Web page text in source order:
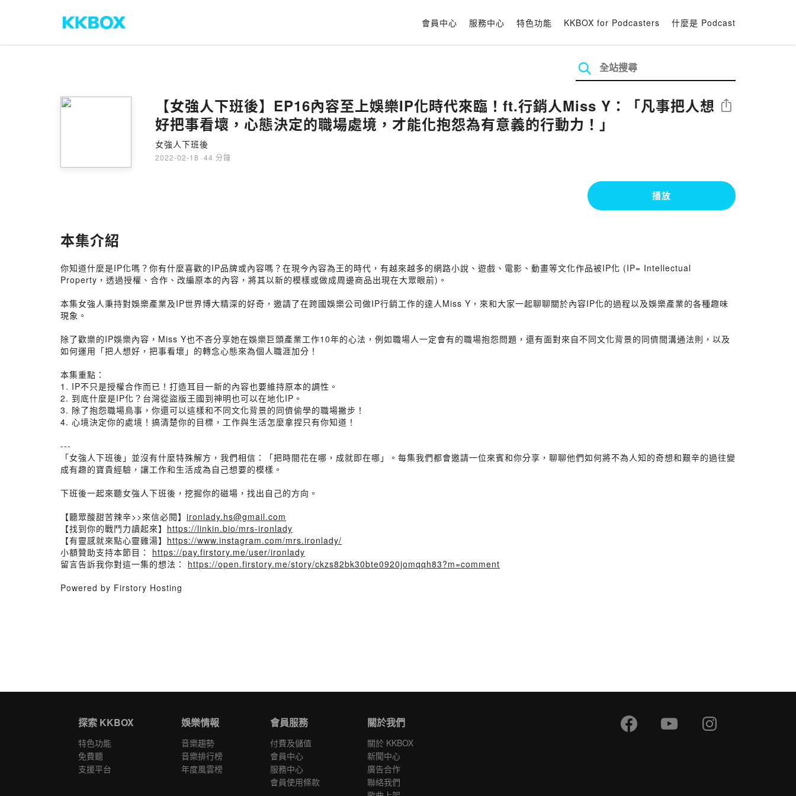
會員中心 服務中心 特色功能 KKBOX for Podcasters 什麼是 Podcast
【女強人下班後】EP16內容至上娛樂IP化時代來臨！ft.行銷人Miss Y：「凡事把人想
好把事看壞，心態決定的職場處境，才能化抱怨為有意義的行動力！」
女強人下班後
2022-02-18 · 44 分鐘
分享
播放
本集介紹
你知道什麼是IP化嗎？你有什麼喜歡的IP品牌或內容嗎？在現今內容為王的時代，有越來越多的網路小說、遊戲、電影、動畫等文化作品被IP化 (IP= Intellectual
Property，透過授權、合作、改編原本的內容，將其以新的模樣或做成周邊商品出現在大眾眼前)。
本集女強人秉持對娛樂產業及IP世界博大精深的好奇，邀請了在跨國娛樂公司做IP行銷工作的達人Miss Y，來和大家一起聊聊關於內容IP化的過程以及娛樂產業的各種趣味
現象。
除了歡樂的IP娛樂內容，Miss Y也不吝分享她在娛樂巨頭產業工作10年的心法，例如職場人一定會有的職場抱怨問題，還有面對來自不同文化背景的同儕間溝通法則，以及
如何運用「把人想好，把事看壞」的轉念心態來為個人職涯加分！
本集重點：
1. IP不只是授權合作而已！打造耳目一新的內容也要維持原本的調性。
2. 到底什麼是IP化？台灣從盜版王國到神明也可以在地化IP。
3. 除了抱怨職場鳥事，你還可以這樣和不同文化背景的同儕偷學的職場撇步！
4. 心境決定你的處境！搞清楚你的目標，工作與生活怎麼拿捏只有你知道！
---
「女強人下班後」並沒有什麼特殊解方，我們相信：「把時間花在哪，成就即在哪」。每集我們都會邀請一位來賓和你分享，聊聊他們如何將不為人知的奇想和艱辛的過往變
成有趣的寶貴經驗，讓工作和生活成為自己想要的模樣。
下班後一起來聽女強人下班後，挖掘你的磁場，找出自己的方向。
【聽眾酸甜苦辣辛>>來信必閱】 ironlady.hs@gmail.com
【找到你的戰鬥力讀起來】 https://linkin.bio/mrs-ironlady
【有靈感就來點心靈雞湯】 https://www.instagram.com/mrs.ironlady/
小額贊助支持本節目： https://pay.firstory.me/user/ironlady
留言告訴我你對這一集的想法： https://open.firstory.me/story/ckzs82bk30bte0920jomqqh83?m=comment
Powered by Firstory Hosting
探索 KKBOX
特色功能
免費聽
支援平台
娛樂情報
音樂趨勢
音樂排行榜
年度風雲榜
會員服務
付費及儲值
會員中心
服務中心
會員使用條款
關於我們
關於 KKBOX
新聞中心
廣告合作
聯絡我們